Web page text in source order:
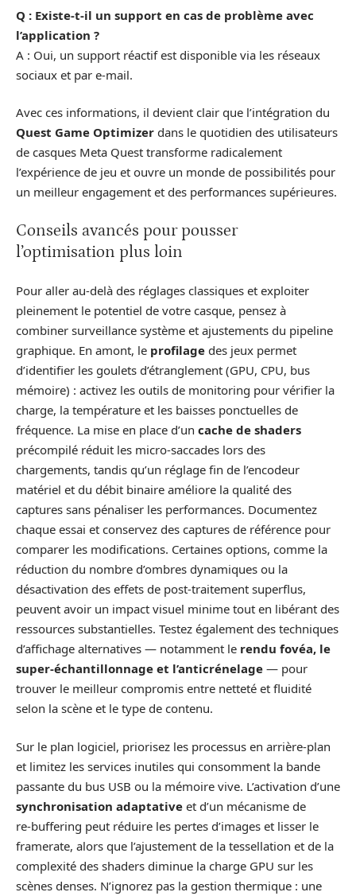
Q : Existe-t-il un support en cas de problème avec
l’application ?
A : Oui, un support réactif est disponible via les réseaux
sociaux et par e-mail.
Avec ces informations, il devient clair que l’intégration du
Quest Game Optimizer dans le quotidien des utilisateurs
de casques Meta Quest transforme radicalement
l’expérience de jeu et ouvre un monde de possibilités pour
un meilleur engagement et des performances supérieures.
Conseils avancés pour pousser
l’optimisation plus loin
Pour aller au‑delà des réglages classiques et exploiter
pleinement le potentiel de votre casque, pensez à
combiner surveillance système et ajustements du pipeline
graphique. En amont, le profilage des jeux permet
d’identifier les goulets d’étranglement (GPU, CPU, bus
mémoire) : activez les outils de monitoring pour vérifier la
charge, la température et les baisses ponctuelles de
fréquence. La mise en place d’un cache de shaders
précompilé réduit les micro‑saccades lors des
chargements, tandis qu’un réglage fin de l’encodeur
matériel et du débit binaire améliore la qualité des
captures sans pénaliser les performances. Documentez
chaque essai et conservez des captures de référence pour
comparer les modifications. Certaines options, comme la
réduction du nombre d’ombres dynamiques ou la
désactivation des effets de post‑traitement superflus,
peuvent avoir un impact visuel minime tout en libérant des
ressources substantielles. Testez également des techniques
d’affichage alternatives — notamment le rendu fovéa, le
super‑échantillonnage et l’anticrénelage — pour
trouver le meilleur compromis entre netteté et fluidité
selon la scène et le type de contenu.
Sur le plan logiciel, priorisez les processus en arrière‑plan
et limitez les services inutiles qui consomment la bande
passante du bus USB ou la mémoire vive. L’activation d’une
synchronisation adaptative et d’un mécanisme de
re‑buffering peut réduire les pertes d’images et lisser le
framerate, alors que l’ajustement de la tessellation et de la
complexité des shaders diminue la charge GPU sur les
scènes denses. N’ignorez pas la gestion thermique : une